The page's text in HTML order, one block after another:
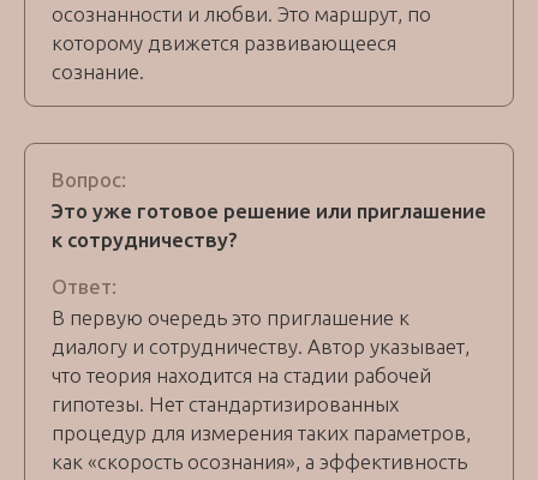
осознанности и любви. Это маршрут, по
которому движется развивающееся
сознание.
Вопрос:
Это уже готовое решение или приглашение
к сотрудничеству?
Ответ:
В первую очередь это приглашение к
диалогу и сотрудничеству. Автор указывает,
что теория находится на стадии рабочей
гипотезы. Нет стандартизированных
процедур для измерения таких параметров,
как «скорость осознания», а эффективность